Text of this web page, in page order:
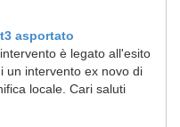
asportato
è legato all'esito
un intervento ex novo di
locale. Cari saluti